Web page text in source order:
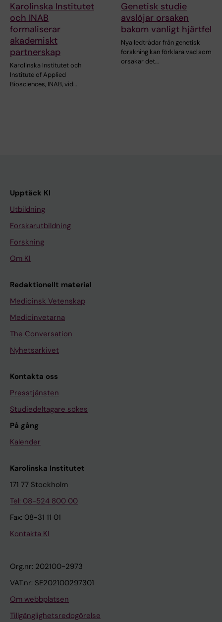
Karolinska Institutet
och INAB
formaliserar
akademiskt
partnerskap
Karolinska Institutet och
Institute of Applied
Biosciences, INAB, vid…
Genetisk studie
avslöjar orsaken
bakom vanligt hjärtfel
Nya ledtrådar från genetisk
forskning kan förklara vad som
orsakar det…
Upptäck KI
Utbildning
Forskarutbildning
Forskning
Om KI
Redaktionellt material
Medicinsk Vetenskap
Medicinvetarna
The Conversation
Nyhetsarkivet
Kontakta oss
Presstjänsten
Studiedeltagare sökes
På gång
Kalender
Karolinska Institutet
171 77 Stockholm
Tel: 08-524 800 00
Fax: 08-31 11 01
Kontakta KI
Org.nr: 202100-2973
VAT.nr: SE202100297301
Om webbplatsen
Tillgänglighetsredogörelse